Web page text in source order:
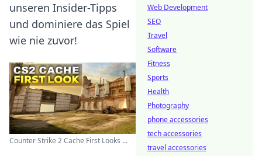
unseren Insider-Tipps
und dominiere das Spiel
wie nie zuvor!
Counter Strike 2 Cache First Looks ...
Web Development
SEO
Travel
Software
Fitness
Sports
Health
Photography
phone accessories
tech accessories
travel accessories